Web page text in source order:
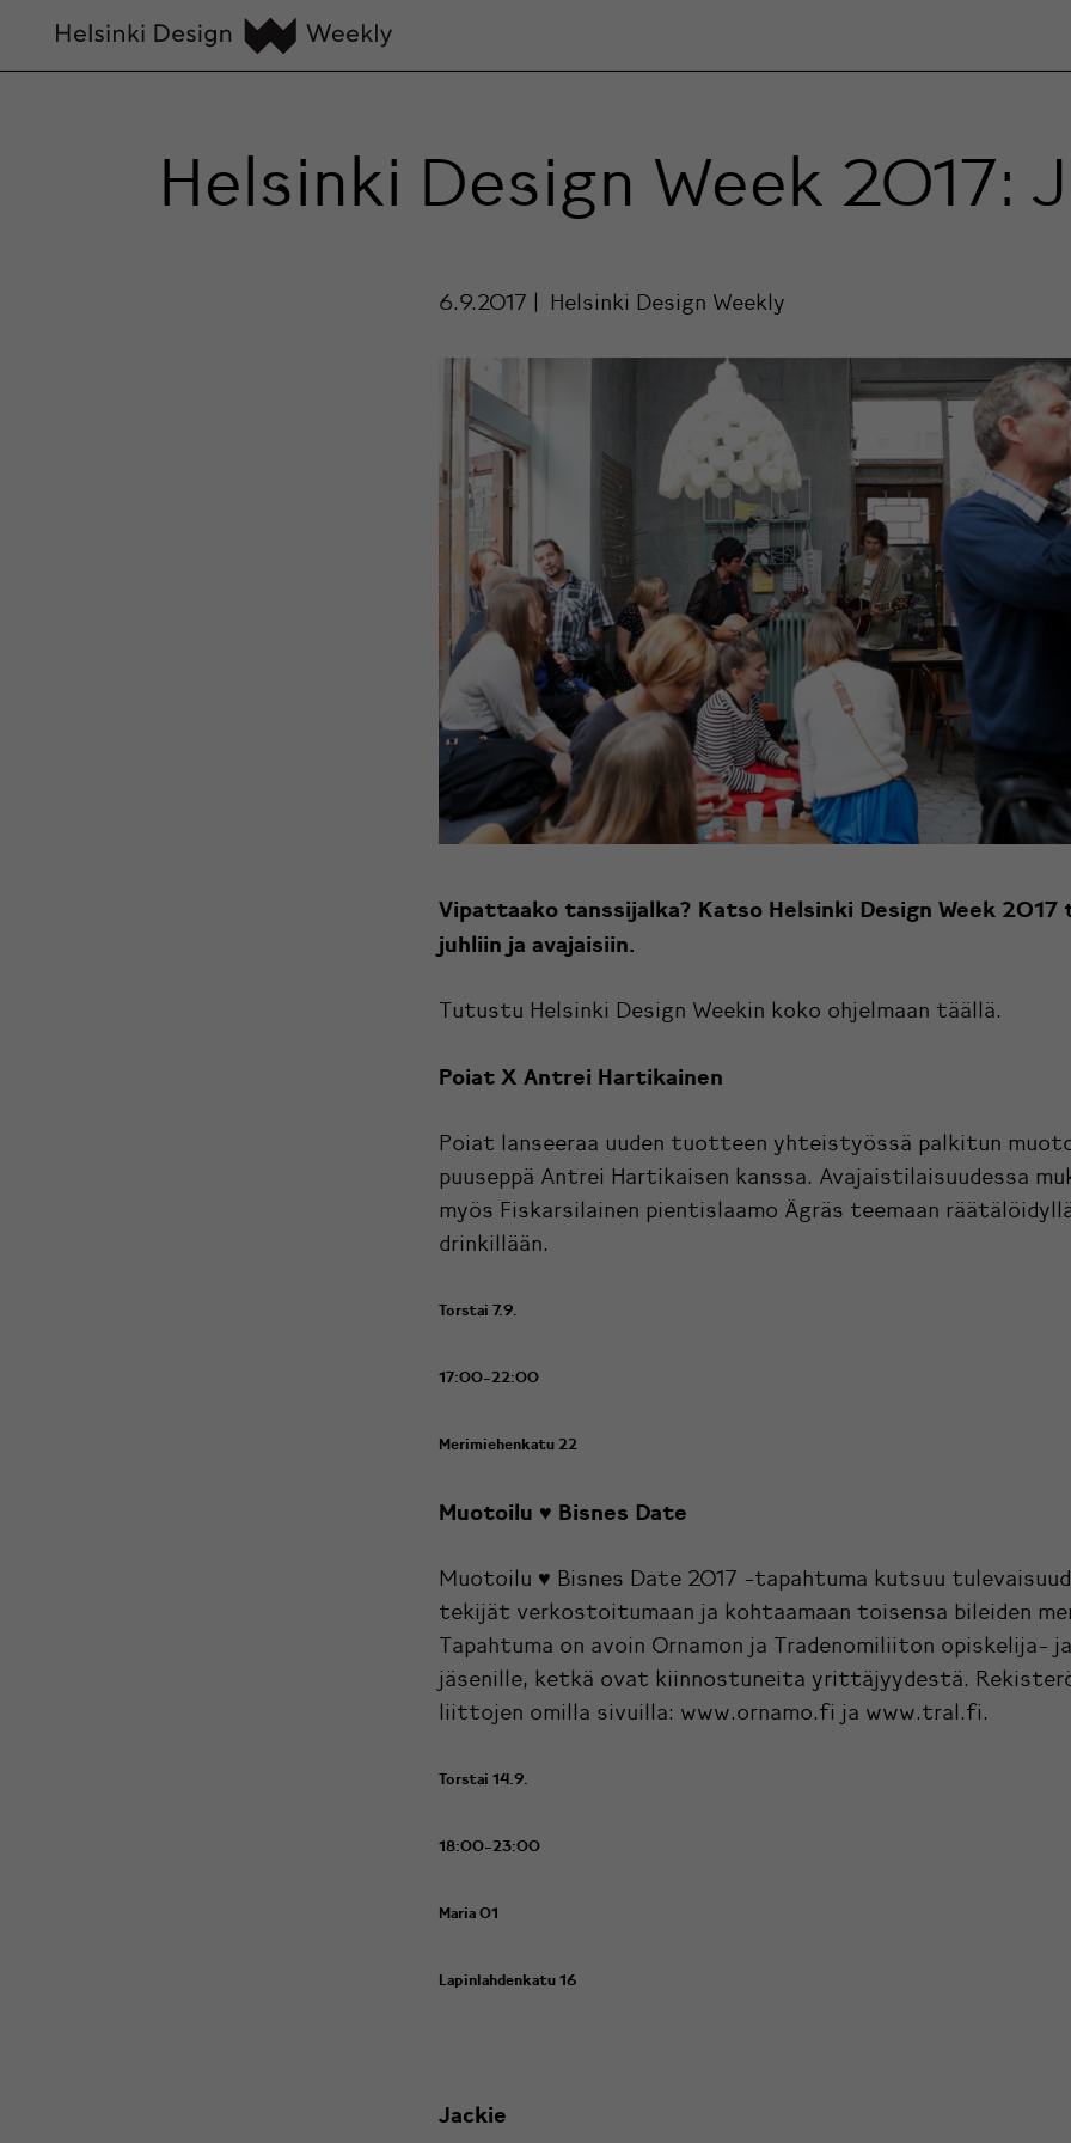
Helsinki Design Week 2017:
6.9.2017 Helsinki Design Weekly
Vipattaako tanssijalka? Katso Helsinki Design Week
juhliin ja avajaisiin.
Tutustu Helsinki Design Weekin koko ohjelmaan täällä.
Poiat X Antrei Hartikainen
Poiat lanseeraa uuden tuotteen yhteistyössä palkitun
puuseppä Antrei Hartikaisen kanssa. Avajaistilaisuudessa
myös Fiskarsilainen pientislaamo Ägräs teemaan
drinkillään.
Torstai 7.9.
17:00-22:00
Merimiehenkatu 22
Muotoilu ♥ Bisnes Date
Muotoilu ♥ Bisnes Date 2017 -tapahtuma kutsuu
tekijät verkostoitumaan ja kohtaamaan toisensa bileiden
Tapahtuma on avoin Ornamon ja Tradenomiliiton opiskelija-
jäsenille, ketkä ovat kiinnostuneita yrittäjyydestä.
liittojen omilla sivuilla: www.ornamo.fi ja www.tral.fi.
Torstai 14.9.
18:00-23:00
Maria 01
Lapinlahdenkatu 16
Jackie